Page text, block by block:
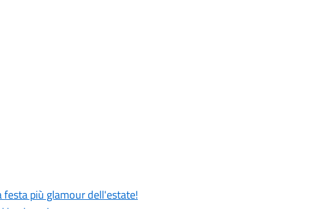
festa più glamour dell'estate!